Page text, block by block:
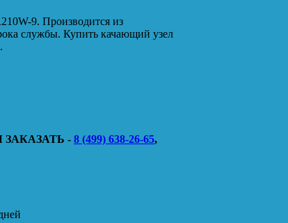
9. Производится из
службы. Купить качающий узел
- 8 (499) 638-26-65,